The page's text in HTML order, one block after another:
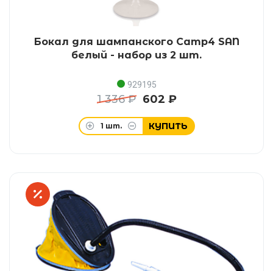
Бокал для шампанского Camp4 SAN
белый - набор из 2 шт.
929195
1 336 ₽ 602 ₽
1 шт. КУПИТЬ